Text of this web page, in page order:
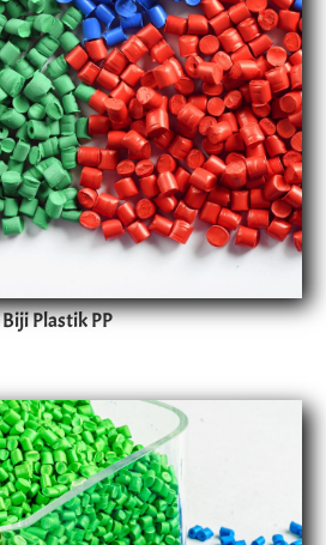
Biji Plastik PP